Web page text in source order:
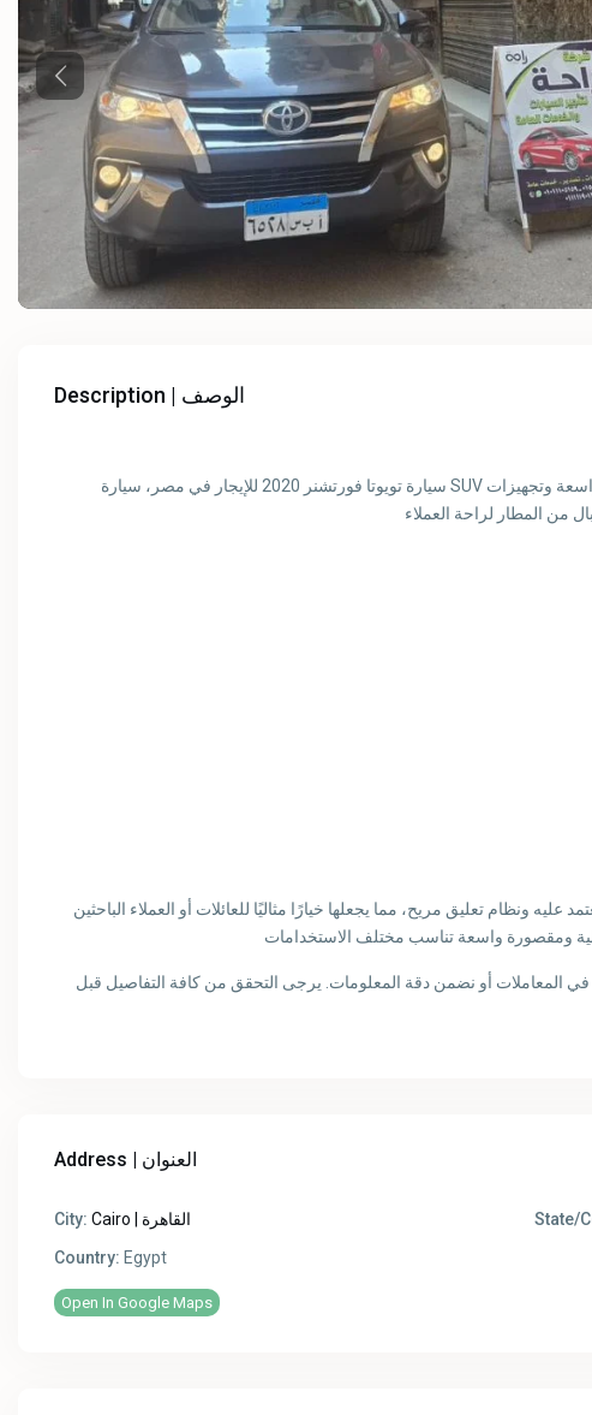
Previous
Description | الوصف
سيارة تويوتا فورتشنر 2020 للإيجار في مصر، سيارة SUV قوية وعصرية، مناسبة للرحلات والتنقلات الطويلة، مع مساحة واسعة وتجهيزات
محرك يعتمد عليه ونظام تعليق مريح، مما يجعلها خيارًا مثاليًا للعائلات أو العملاء الباحثين
المعاملات أو نضمن دقة المعلومات. يرجى التحقق من كافة التفاصيل قبل
Address | العنوان
City: Cairo | القاهرة State/
Country: Egypt
Open In Google Maps